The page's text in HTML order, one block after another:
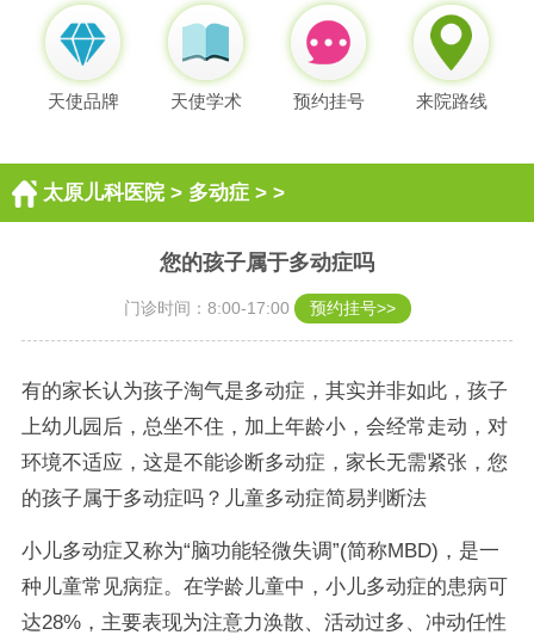
天使品牌 天使学术 预约挂号 来院路线
太原儿科医院> 多动症> >
您的孩子属于多动症吗
门诊时间：8:00-17:00 预约挂号>>
有的家长认为孩子淘气是多动症，其实并非如此，孩子
上幼儿园后，总坐不住，加上年龄小，会经常走动，对
环境不适应，这是不能诊断多动症，家长无需紧张，您
的孩子属于多动症吗？儿童多动症简易判断法
小儿多动症又称为“脑功能轻微失调”(简称MBD)，是一
种儿童常见病症。在学龄儿童中，小儿多动症的患病可
达28%，主要表现为注意力涣散、活动过多、冲动任性